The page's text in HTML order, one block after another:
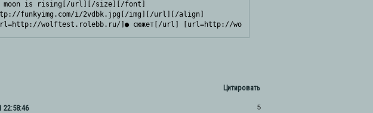
moon is rising[/url][/size][/font]
funkyimg.com/i/2vdbk.jpg[/img][/url][/align]
wolftest.rolebb.ru/]● сюжет[/url] [url=http://wolftest.rolebb.ru/]●
Цитировать
5
22:58:46